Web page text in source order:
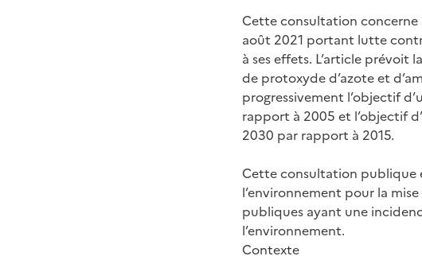
Cette consultation concerne
août 2021 portant lutte
à ses effets. L’article
de protoxyde d’azote et
progressivement l’objectif
rapport à 2005 et l’objectif
2030 par rapport à 2015.
Cette consultation publique
l’environnement pour la
publiques ayant une
l’environnement.
Contexte